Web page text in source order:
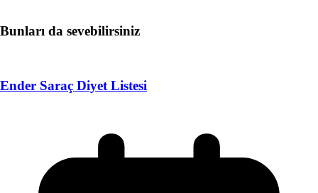
Bunları da sevebilirsiniz
Ender Saraç Diyet Listesi